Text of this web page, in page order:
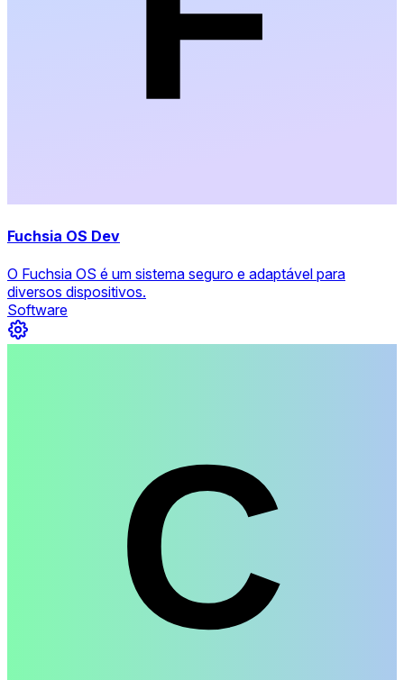
Fuchsia OS Dev
O Fuchsia OS é um sistema seguro e adaptável para
diversos dispositivos.
Software